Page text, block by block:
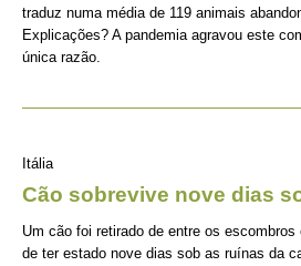
traduz numa média de 119 animais
Explicações? A pandemia agravou este
única razão.
Itália
Cão sobrevive nove dias
Um cão foi retirado de entre os
de ter estado nove dias sob as ruínas da